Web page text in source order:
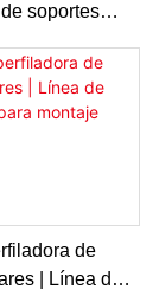
soportes
de
| Línea de